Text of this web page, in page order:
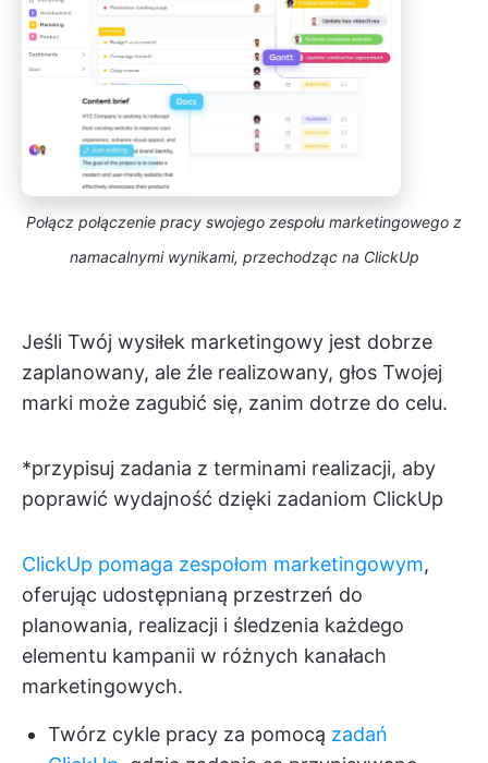
Połącz połączenie pracy swojego zespołu marketingowego z
namacalnymi wynikami, przechodząc na ClickUp
Jeśli Twój wysiłek marketingowy jest dobrze
zaplanowany, ale źle realizowany, głos Twojej
marki może zagubić się, zanim dotrze do celu.
*przypisuj zadania z terminami realizacji, aby
poprawić wydajność dzięki zadaniom ClickUp
ClickUp pomaga zespołom marketingowym,
oferując udostępnianą przestrzeń do
planowania, realizacji i śledzenia każdego
elementu kampanii w różnych kanałach
marketingowych.
Twórz cykle pracy za pomocą zadań